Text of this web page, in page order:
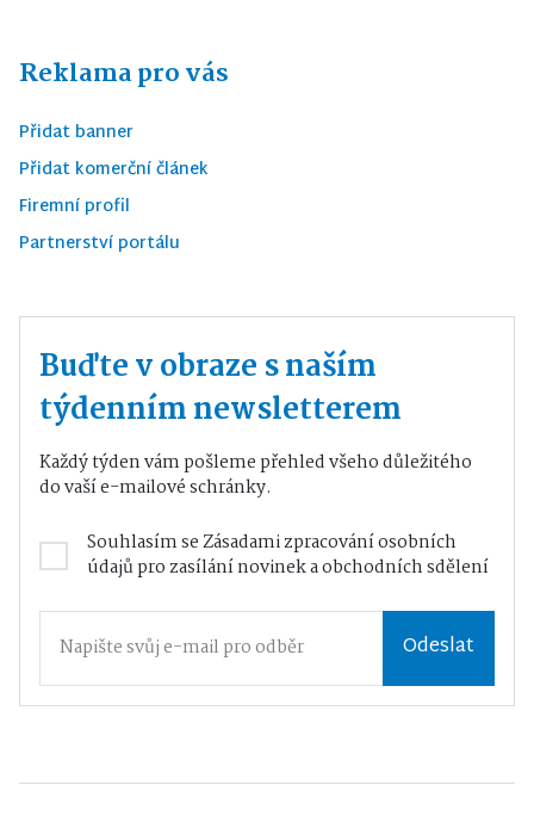
Reklama pro vás
Přidat banner
Přidat komerční článek
Firemní profil
Partnerství portálu
Buďte v obraze s naším
týdenním newsletterem
Každý týden vám pošleme přehled všeho důležitého
do vaší e-mailové schránky.
Souhlasím seZásadami zpracování osobních
údajůpro zasílání novinek a obchodních sdělení
Odeslat